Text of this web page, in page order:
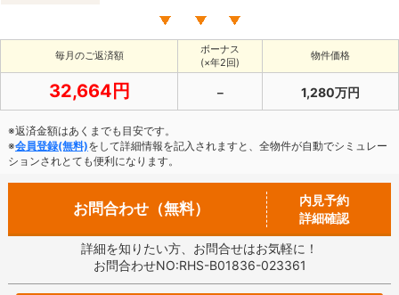
毎月のご返済額
ボーナス
(×年2回)
物件価格
32,664円 － 1,280万円
※返済金額はあくまでも目安です。
※会員登録(無料)をして詳細情報を記入されますと、全物件が自動でシミュレー
ションされとても便利になります。
お問合わせ（無料）
内見予約
詳細確認
詳細を知りたい方、お問合せはお気軽に！
お問合わせNO:RHS-B01836-023361